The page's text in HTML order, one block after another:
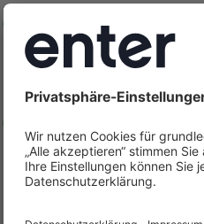
2026 erneut. Wer bis
Satz für 20 Jahre —
Energieberater und
GmbH, KfW-
Elektromeisterbetriebe